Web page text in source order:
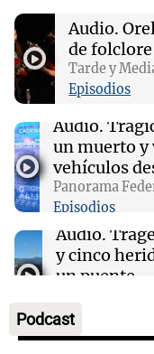
Quiniela
ganadores de
14:55 Mundo
España
viajeros
Ceuta
14:45 Deportes
Racing se
caída con
Audio.
de
Tarde y
Episodios
Audio.
un muerto y
vehículos
Panorama
Episodios
Audio.
y cinco
un puente
Episodios
Audio.
Podcast